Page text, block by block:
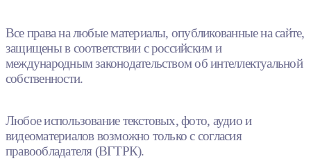
Все права на любые материалы, опубликованные на сайте,
защищены в соответствии с российским и
международным законодательством об интеллектуальной
собственности.
Любое использование текстовых, фото, аудио и
видеоматериалов возможно только с согласия
правообладателя (ВГТРК).